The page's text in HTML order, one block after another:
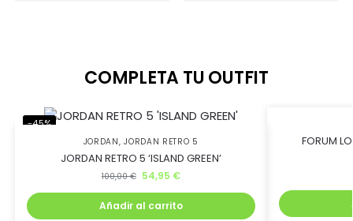
COMPLETA TU OUTFIT
-45%
JORDAN,JORDAN RETRO 5
JORDAN RETRO 5 ‘ISLAND GREEN’
100,00€ 54,95 €
Añadir al carrito
FORUM